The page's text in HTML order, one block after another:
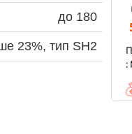
до 180
23%, тип SH2
: